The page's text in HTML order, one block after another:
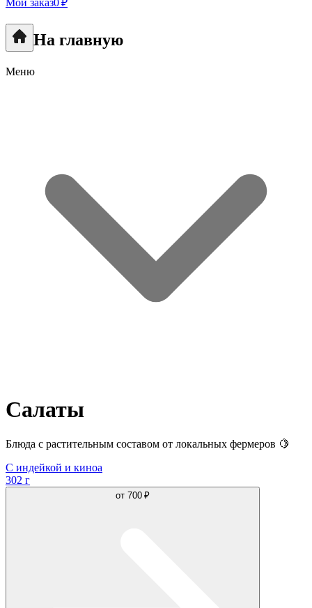
Мой заказ0 ₽
На главную
Меню
Салаты
Блюда с растительным составом от локальных фермеров 🍋
С индейкой и киноа
302 г
от 700 ₽